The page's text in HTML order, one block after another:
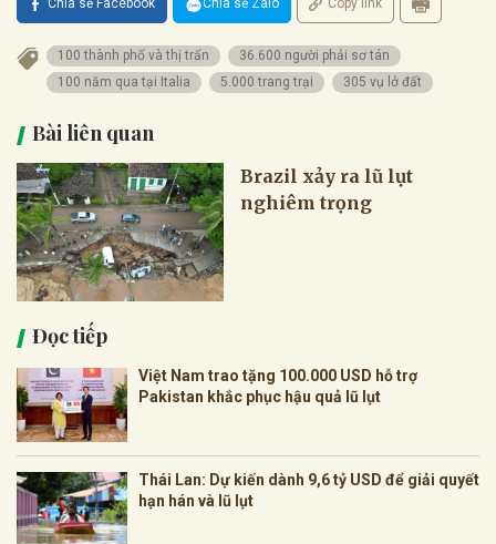
Chia sẻ Facebook Chia sẻ Zalo Copy link
100 thành phố và thị trấn
36.600 người phải sơ tán
100 năm qua tại Italia
5.000 trang trại 305 vụ lở đất
Bài liên quan
Brazil xảy ra lũ lụt
nghiêm trọng
Đọc tiếp
Việt Nam trao tặng 100.000 USD hỗ trợ
Pakistan khắc phục hậu quả lũ lụt
Thái Lan: Dự kiến dành 9,6 tỷ USD để giải quyết
hạn hán và lũ lụt